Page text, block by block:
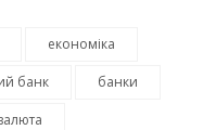
економіка
банк банки